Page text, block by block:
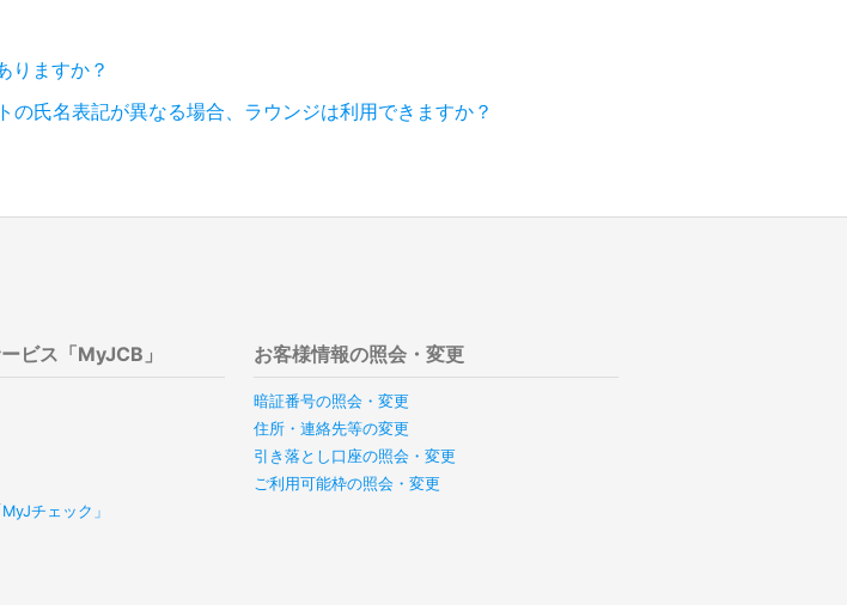
りますか？
氏名表記が異なる場合、ラウンジは利用できますか？
ビス「MyJCB」
チェック」
お客様情報の照会・変更
暗証番号の照会・変更
住所・連絡先等の変更
引き落とし口座の照会・変更
ご利用可能枠の照会・変更